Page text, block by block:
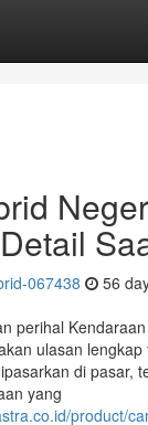
067438 56
perihal
ulasan
di pasar,
yang
product/